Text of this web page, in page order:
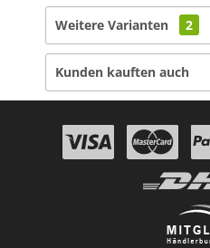
Weitere Varianten 2
Kunden kauften auch